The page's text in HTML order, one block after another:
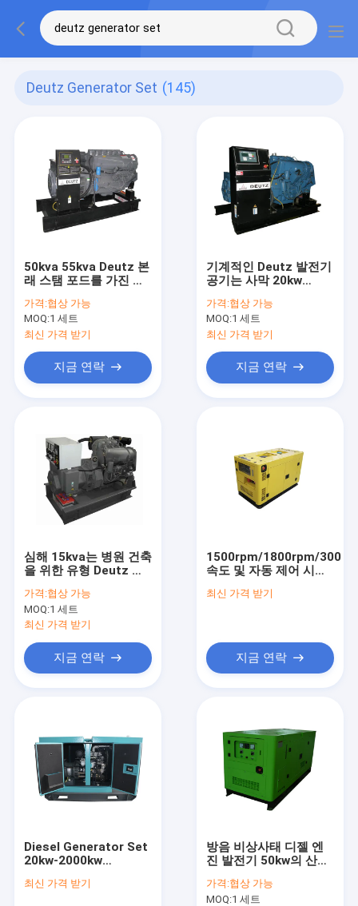
Deutz Generator Set (145)
50kva 55kva Deutz 본
래 스탬 포드를 가진 침
기 세트
가격:협상 가능
MOQ:1 세트
최신 가격 받기
지금 연락
기계적인 Deutz 발전기
공기는 사막 20kw
냉각했습니다
가격:협상 가능
MOQ:1 세트
최신 가격 받기
지금 연락
심해 15kva는 병원 건축
을 위한 유형 Deutz 디
다
가격:협상 가능
MOQ:1 세트
최신 가격 받기
지금 연락
1500rpm/1800rpm/
속도 및 자동 제어 시스
2000kw 디젤 발전기 세
최신 가격 받기
지금 연락
Diesel Generator Set
20kw-2000kw
Perkins
최신 가격 받기
방음 비상사태 디젤 엔
진 발전기 50kw의 산업
가격:협상 가능
MOQ:1 세트